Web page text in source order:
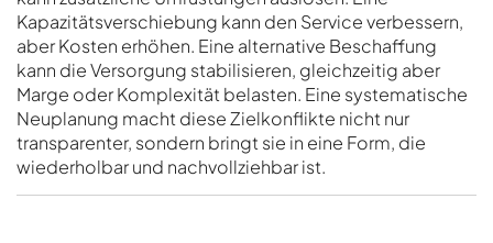
Kapazitätsverschiebung kann den Service verbessern,
aber Kosten erhöhen. Eine alternative Beschaffung
kann die Versorgung stabilisieren, gleichzeitig aber
Marge oder Komplexität belasten. Eine systematische
Neuplanung macht diese Zielkonflikte nicht nur
transparenter, sondern bringt sie in eine Form, die
wiederholbar und nachvollziehbar ist.